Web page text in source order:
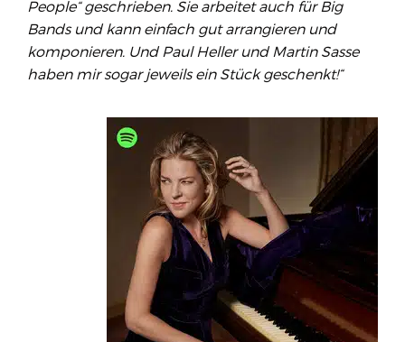
People“ geschrieben. Sie arbeitet auch für Big
Bands und kann einfach gut arrangieren und
komponieren. Und Paul Heller und Martin Sasse
haben mir sogar jeweils ein Stück geschenkt!“